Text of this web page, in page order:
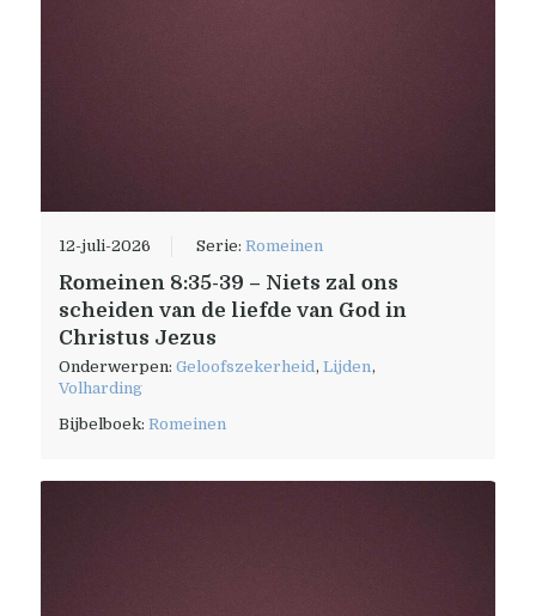
12-juli-2026 Serie:Romeinen
Romeinen 8:35-39 – Niets zal ons
scheiden van de liefde van God in
Christus Jezus
Onderwerpen:Geloofszekerheid,Lijden,
Volharding
Bijbelboek:Romeinen